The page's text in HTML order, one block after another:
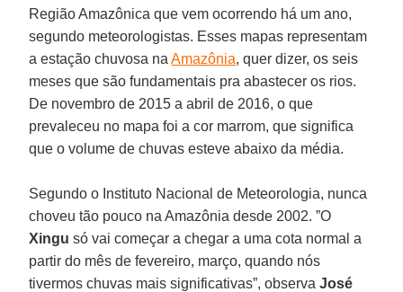
Região Amazônica que vem ocorrendo há um ano,
segundo meteorologistas. Esses mapas representam
a estação chuvosa naAmazônia, quer dizer, os seis
meses que são fundamentais pra abastecer os rios.
De novembro de 2015 a abril de 2016, o que
prevaleceu no mapa foi a cor marrom, que significa
que o volume de chuvas esteve abaixo da média.
Segundo o Instituto Nacional de Meteorologia, nunca
choveu tão pouco na Amazônia desde 2002. ”O
Xingu só vai começar a chegar a uma cota normal a
partir do mês de fevereiro, março, quando nós
tivermos chuvas mais significativas”, observaJosé